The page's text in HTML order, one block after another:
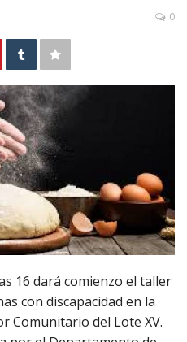
0
16 dará comienzo el taller
con discapacidad en la
Comunitario del Lote XV.